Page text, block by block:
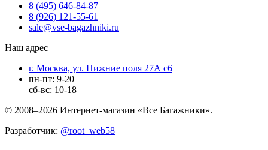
8 (495) 646-84-87
8 (926) 121-55-61
sale@vse-bagazhniki.ru
Наш адрес
г. Москва, ул. Нижние поля 27А с6
пн-пт: 9-20
сб-вс: 10-18
© 2008–2026 Интернет-магазин «Все Багажники».
Разработчик: @root_web58